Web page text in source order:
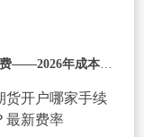
期货手续费——2026年成本结构与避坑实战